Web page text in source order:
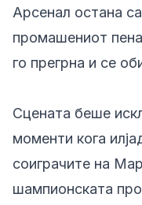
Арсенал остана
промашениот
го прегрна и се
Сцената беше
моменти кога
соиграчите на
шампионската